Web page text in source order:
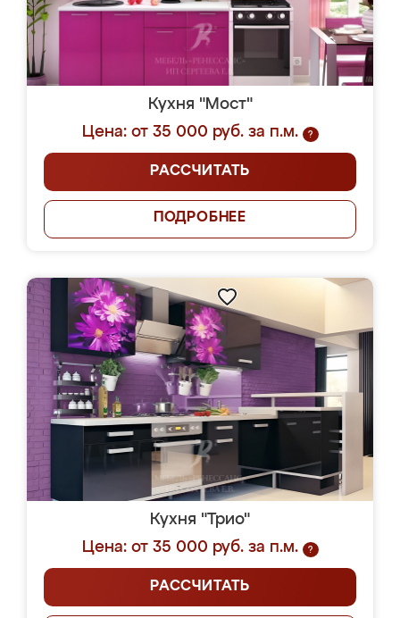
Кухня "Мост"
Цена: от 35 000 руб. за п.м.
?
РАССЧИТАТЬ
ПОДРОБНЕЕ
Кухня "Трио"
Цена: от 35 000 руб. за п.м.
?
РАССЧИТАТЬ